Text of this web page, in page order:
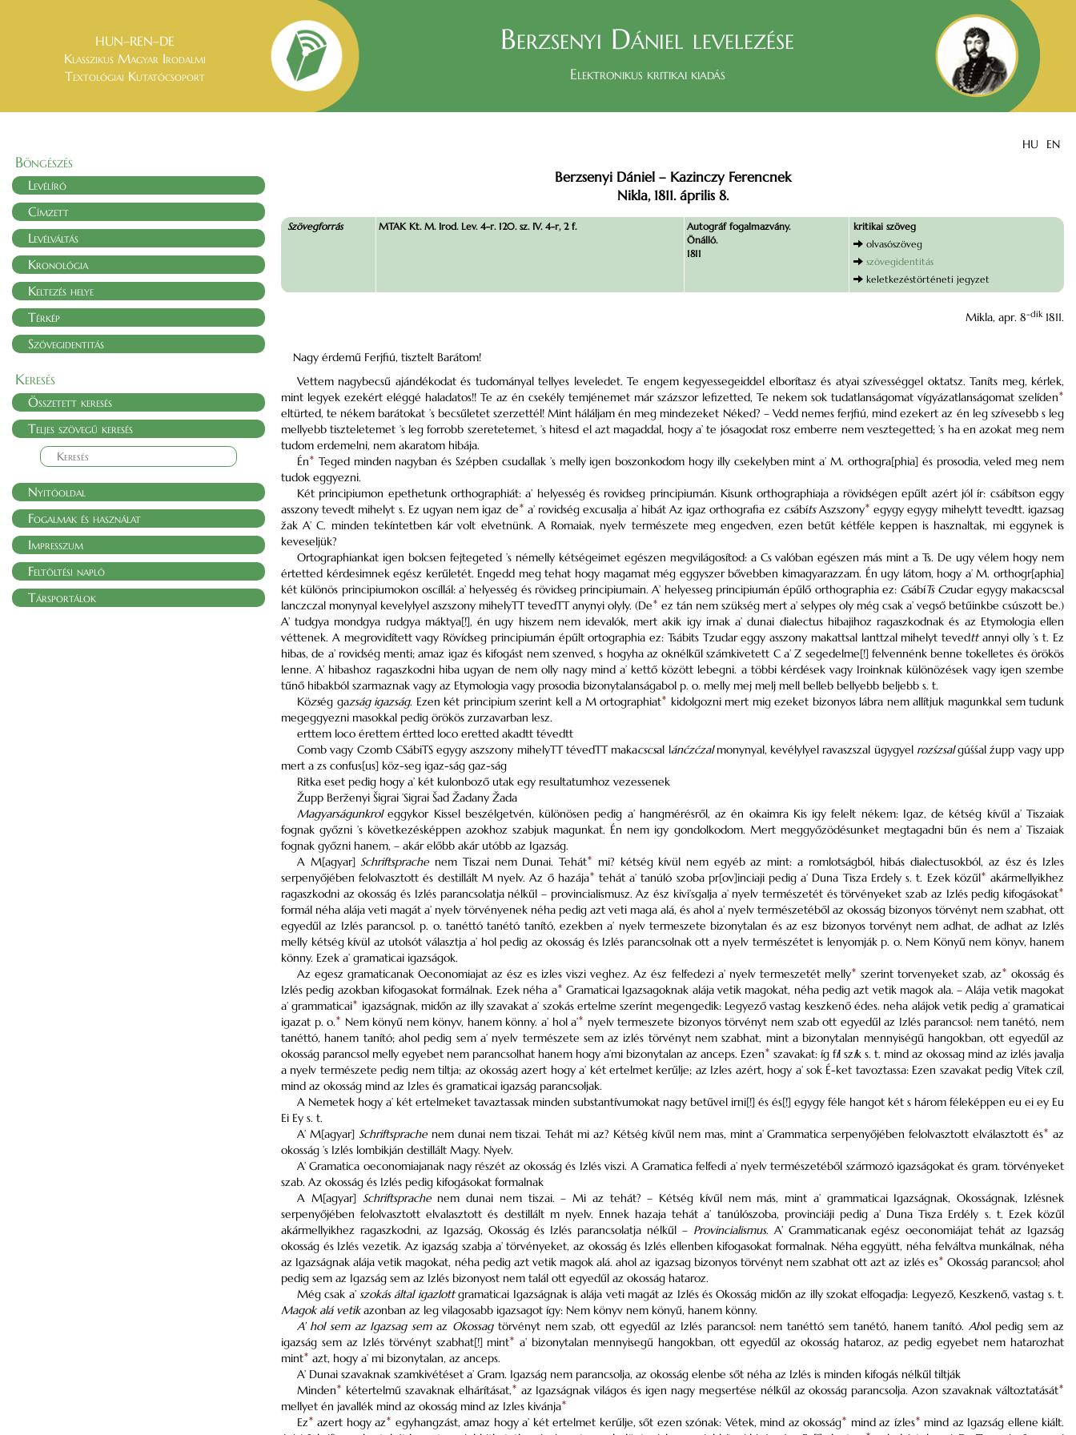
HUN–REN–DE
Klasszikus Magyar Irodalmi
Textológiai Kutatócsoport
Berzsenyi Dániel levelezése
Elektronikus kritikai kiadás
HU EN
Böngészés
Levélíró
Címzett
Levélváltás
Kronológia
Keltezés helye
Térkép
Szövegidentitás
Keresés
Összetett keresés
Teljes szövegű keresés
Nyitóoldal
Fogalmak és használat
Impresszum
Feltöltési napló
Társportálok
Berzsenyi Dániel – Kazinczy Ferencnek
Nikla, 1811. április 8.
Szövegforrás MTAK Kt. M. Irod. Lev. 4-r. 120. sz. IV. 4-r, 2 f.
Autográf fogalmazvány.
Önálló.
1811
kritikai szöveg
olvasószöveg
szövegidentitás
keletkezéstörténeti jegyzet
Mikla, apr. 8-dik1811.
Nagy érdemű Ferjfiú, tisztelt Barátom!
Vettem nagybecsű ajándékodat és tudományal tellyes leveledet. Te engem kegyessegeiddel elborítasz és atyai szívességgel oktatsz. Taníts meg, kérlek,
mint legyek ezekért eléggé haladatos!! Te az én csekély temjénemet már százszor lefizetted, Te nekem sok tudatlanságomat vígyázatlanságomat szelíden*
eltürted, te nékem barátokat ’s becsűletet szerzettél! Mint háláljam én meg mindezeket Néked? – Vedd nemes ferjfiú, mind ezekert az én leg szívesebb s leg
mellyebb tiszteletemet ’s leg forrobb szeretetemet, ’s hitesd el azt magaddal, hogy a’ te jósagodat rosz emberre nem vesztegetted; ’s ha en azokat meg nem
tudom erdemelni, nem akaratom hibája.
Én* Teged minden nagyban és Szépben csudallak ’s melly igen boszonkodom hogy illy csekelyben mint a’ M. orthogra[phia] és prosodia, veled meg nem
tudok eggyezni.
Két principiumon epethetunk orthographiát: a’ helyesség és rovidseg principiumán. Kisunk orthographiaja a rövidségen epűlt azért jól ír: csábítson eggy
asszony tevedt mihelyt s. Ez ugyan nem igaz de* a’ rovidség excusalja a’ hibát Az igaz orthografia ez csábítsAszszony* egygy egygy mihelytt tevedtt. igazsag
žak A’ C. minden tekíntetben kár volt elvetnünk. A Romaiak, nyelv természete meg engedven, ezen betűt kétféle keppen is hasznaltak, mi eggynek is
keveseljük?
Ortographiankat igen bolcsen fejtegeted ’s némelly kétségeimet egészen megvilágosítod: a Cs valóban egészen más mint a Ts. De ugy vélem hogy nem
értetted kérdesimnek egész kerűletét. Engedd meg tehat hogy magamat még eggyszer bővebben kimagyarazzam. Én ugy látom, hogy a’ M. orthogr[aphia]
két különös principiumokon oscíllál: a’ helyesség és rövidseg principiumain. A’ helyesseg principiumán épűlő orthographia ez: CsábíTs Czudar egygy makacscsal
lanczczal monynyal kevelylyel aszszony mihelyTT tevedTT anynyi olyly. (De* ez tán nem szükség mert a’ selypes oly még csak a’ vegső betűinkbe csúszott be.)
A’ tudgya mondgya rudgya máktya[!], én ugy hiszem nem idevalók, mert akik igy irnak a’ dunai dialectus hibajihoz ragaszkodnak és az Etymologia ellen
véttenek. A megrovidített vagy Rövídseg principiumán épűlt ortographia ez: Tsábits Tzudar eggy asszony makattsal lanttzal mihelyt tevedttannyi olly ’s t. Ez
hibas, de a’ rovidség menti; amaz igaz és kifogást nem szenved, s hogyha az oknélkűl számkivetett C a’ Z segedelme[!] felvennénk benne tokelletes és örökös
lenne. A’ hibashoz ragaszkodni hiba ugyan de nem olly nagy mind a’ kettő között lebegni. a többi kérdések vagy Iroinknak különözések vagy igen szembe
tűnő hibakból szarmaznak vagy az Etymologia vagy prosodia bizonytalanságabol p. o. melly mej melj mell belleb bellyebb beljebb s. t.
Község gazság igazság. Ezen két principium szerint kell a M ortographiat*
kidolgozni mert mig ezeket bizonyos lábra nem allítjuk magunkkal sem tudunk
megeggyezni masokkal pedig örökös zurzavarban lesz.
erttem loco érettem értted loco eretted akadtt tévedtt
Comb vagy Czomb CSábiTS egygy aszszony mihelyTT tévedTT makacscsal lánćzćzalmonynyal, kevélylyel ravaszszal ügygyel rozśzsalgúśśal źupp vagy upp
mert a zs confus[us] köz-seg igaz-ság gaz-ság
Ritka eset pedig hogy a’ két kulonboző utak egy resultatumhoz vezessenek
Župp Berženyi Šigrai ’Sigrai Šad Žadany Žada
Magyarságunkroleggykor Kissel beszélgetvén, különösen pedig a’ hangmérésről, az én okaimra Kis igy felelt nékem: Igaz, de kétség kívűl a’ Tiszaiak
fognak győzni ’s következésképpen azokhoz szabjuk magunkat. Én nem igy gondolkodom. Mert meggyőzödésunket megtagadni bűn és nem a’ Tiszaiak
fognak győzni hanem, – akár előbb akár utóbb az Igazság.
A M[agyar] Schriftsprachenem Tiszai nem Dunai. Tehát*
mi? kétség kívül nem egyéb az mint: a romlotságból, hibás dialectusokból, az ész és Izles
serpenyőjében felolvasztott és destillált M nyelv. Az ő hazája* tehát a’ tanúló szoba pr[ov]inciaji pedig a’ Duna Tisza Erdely s. t. Ezek közűl* akármellyikhez
ragaszkodni az okosság és Izlés parancsolatja nélkűl – provincialismusz. Az ész kivi’sgalja a’ nyelv természetét és törvényeket szab az Izlés pedig kifogásokat*
formál néha alája veti magát a’ nyelv törvényenek néha pedig azt veti maga alá, és ahol a’ nyelv természetéből az okosság bizonyos törvényt nem szabhat, ott
egyedűl az Izlés parancsol. p. o. tanéttó tanétó tanító, ezekben a’ nyelv termeszete bizonytalan és az esz bizonyos torvényt nem adhat, de adhat az Izlés
melly kétség kívül az utolsót választja a’ hol pedig az okosság és Izlés parancsolnak ott a nyelv természétet is lenyomják p. o. Nem Könyű nem könyv, hanem
könny. Ezek a’ gramaticai igazságok.
Az egesz gramaticanak Oeconomiajat az ész es izles viszi veghez. Az ész felfedezi a’ nyelv termeszetét melly* szerint torvenyeket szab, az* okosság és
Izlés pedig azokban kifogasokat formálnak. Ezek néha a* Gramaticai Igazsagoknak alája vetik magokat, néha pedig azt vetik magok ala. – Alája vetik magokat
a’ grammaticai*
igazságnak, midőn az illy szavakat a’ szokás ertelme szerínt megengedik: Legyező vastag keszkenő édes. neha alájok vetik pedig a’ gramaticai
igazat p. o.* Nem könyű nem könyv, hanem könny. a’ hol a’*
nyelv termeszete bizonyos törvényt nem szab ott egyedűl az Izlés parancsol: nem tanétó, nem
tanéttó, hanem tanító; ahol pedig sem a’ nyelv természete sem az izlés törvényt nem szabhat, mint a bizonytalan mennyiségű hangokban, ott egyedűl az
okosság parancsol melly egyebet nem parancsolhat hanem hogy a’mi bizonytalan az anceps. Ezen* szavakat: íg fíl szík s. t. mind az okossag mind az izlés javalja
a nyelv természete pedig nem tiltja; az okosság azert hogy a’ két ertelmet kerűlje; az Izles azért, hogy a’ sok É-ket tavoztassa: Ezen szavakat pedig Vítek czíl,
mind az okosság mind az Izles és gramaticai igazság parancsoljak.
A Nemetek hogy a’ két ertelmeket tavaztassak minden substantívumokat nagy betűvel irni[!] és és[!] egygy féle hangot két s három féleképpen eu ei ey Eu
Ei Ey s. t.
A’ M[agyar] Schriftsprachenem dunai nem tiszai. Tehát mi az? Kétség kívűl nem mas, mint a’ Grammatica serpenyőjében felolvasztott elválasztott és* az
okosság ’s Izlés lombikján destillált Magy. Nyelv.
A’ Gramatica oeconomiajanak nagy részét az okosság és Izlés viszi. A Gramatica felfedi a’ nyelv természetéből szármozó igazságokat és gram. törvényeket
szab. Az okosság és Izlés pedig kifogásokat formalnak
A M[agyar] Schriftsprachenem dunai nem tiszai. – Mi az tehát? – Kétség kívűl nem más, mint a’ grammaticai Igazságnak, Okosságnak, Izlésnek
serpenyőjében felolvasztott elvalasztott és destillált m nyelv. Ennek hazaja tehát a’ tanúlószoba, provinciáji pedig a’ Duna Tisza Erdély s. t. Ezek közűl
akármellyikhez ragaszkodni, az Igazság, Okosság és Izlés parancsolatja nélkűl – Provincialismus. A’ Grammaticanak egész oeconomiájat tehát az Igazság
okosság és Izlés vezetik. Az igazság szabja a’ törvényeket, az okosság és Izlés ellenben kifogasokat formalnak. Néha eggyütt, néha felváltva munkálnak, néha
az Igazságnak alája vetik magokat, néha pedig azt vetik magok alá. ahol az igazsag bizonyos törvényt nem szabhat ott azt az izlés es* Okosság parancsol; ahol
pedig sem az Igazság sem az Izlés bizonyost nem talál ott egyedűl az okosság hataroz.
Még csak a’szokás által igazlottgramaticai Igazságnak is alája veti magát az Izlés és Okosság midőn az illy szokat elfogadja: Legyező, Keszkenő, vastag s. t.
Magok alá vetikazonban az leg vilagosabb igazsagot így: Nem könyv nem könyű, hanem könny.
A’ hol sem az Igazsag semaz Okossagtörvényt nem szab, ott egyedűl az Izlés parancsol: nem tanéttó sem tanétó, hanem tanító. Ahol pedig sem az
igazság sem az Izlés törvényt szabhat[!] mint*
a’ bizonytalan mennyisegű hangokban, ott egyedűl az okosság hataroz, az pedig egyebet nem hatarozhat
mint* azt, hogy a’ mi bizonytalan, az anceps.
A’ Dunai szavaknak szamkivétéset a’ Gram. Igazság nem parancsolja, az okosság elenbe sőt néha az Izlés is minden kifogás nélkűl tiltják
Minden* kétertelmű szavaknak elhárításat,* az Igazságnak világos és igen nagy megsertése nélkűl az okosság parancsolja. Azon szavaknak változtatását*
mellyet én javallék mind az okosság mind az Izles kivánja*
Ez* azert hogy az * egyhangzást, amaz hogy a’ két ertelmet kerűlje, sőt ezen szónak: Vétek, mind az okosság* mind az ízles* mind az Igazság ellene kiált.